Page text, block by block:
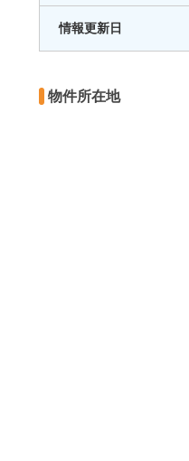
情報更新日
物件所在地